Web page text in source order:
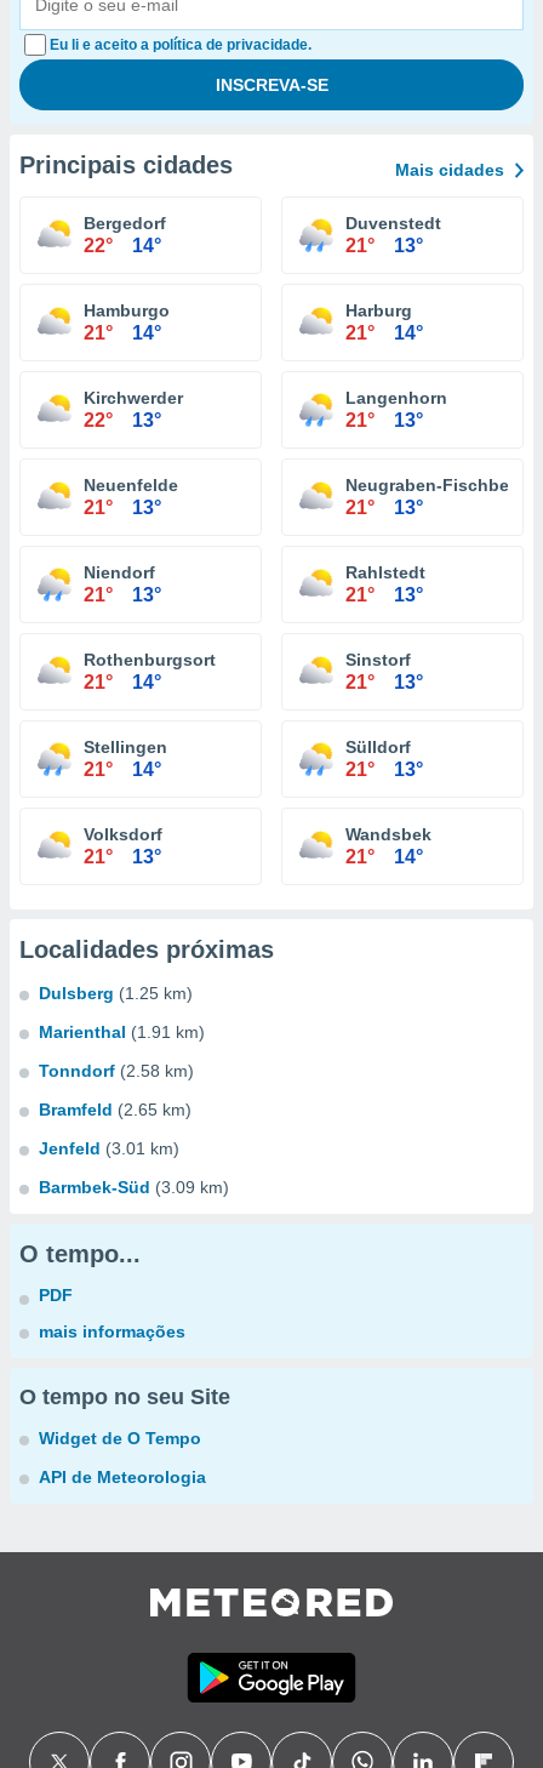
Eu li e aceito a política de privacidade.
Principais cidades Mais cidades
Bergedorf
22° 14°
Duvenstedt
21° 13°
Hamburgo
21° 14°
Harburg
21° 14°
Kirchwerder
22° 13°
Langenhorn
21° 13°
Neuenfelde
21° 13°
Neugraben-Fischbek
21° 13°
Niendorf
21° 13°
Rahlstedt
21° 13°
Rothenburgsort
21° 14°
Sinstorf
21° 13°
Stellingen
21° 14°
Sülldorf
21° 13°
Volksdorf
21° 13°
Wandsbek
21° 14°
Localidades próximas
Dulsberg (1.25 km)
Marienthal (1.91 km)
Tonndorf (2.58 km)
Bramfeld (2.65 km)
Jenfeld (3.01 km)
Barmbek-Süd (3.09 km)
O tempo...
PDF
mais informações
O tempo no seu Site
Widget de O Tempo
API de Meteorologia